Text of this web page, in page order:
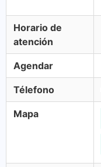
Horario de
atención
Agendar
Télefono
Mapa